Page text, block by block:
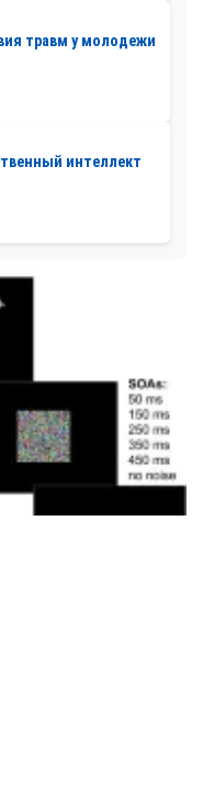
травм у молодежи
интеллект